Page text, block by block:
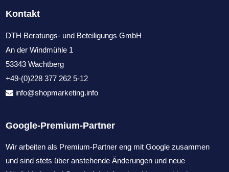
Kontakt
DTH Beratungs- und Beteiligungs GmbH
An der Windmühle 1
53343 Wachtberg
+49-(0)228 377 262 5-12
info@shopmarketing.info
Google-Premium-Partner
Wir arbeiten als Premium-Partner eng mit Google zusammen
und sind stets über anstehende Änderungen und neue